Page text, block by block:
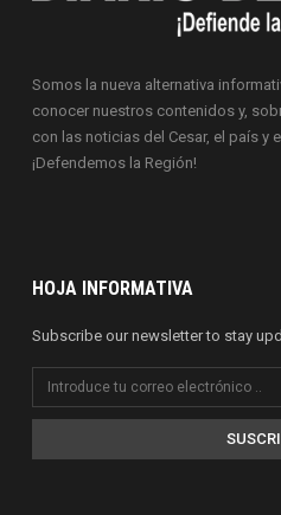
Somos la nueva alternativa
conocer nuestros contenidos y,
con las noticias del Cesar, el país y
¡Defendemos la Región!
HOJA INFORMATIVA
Subscribe our newsletter to stay